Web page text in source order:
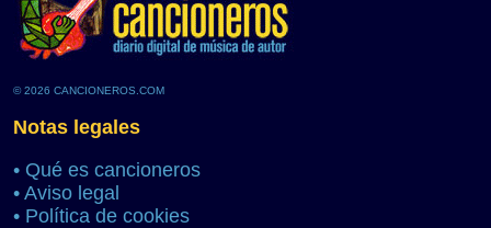
© 2026 CANCIONEROS.COM
Notas legales
• Qué es cancioneros
• Aviso legal
• Política de cookies